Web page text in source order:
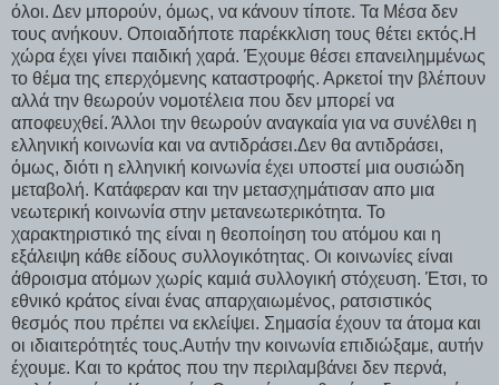
όλοι. Δεν μπορούν, όμως, να κάνουν τίποτε. Τα Μέσα δεν
τους ανήκουν. Οποιαδήποτε παρέκκλιση τους θέτει εκτός.Η
χώρα έχει γίνει παιδική χαρά. Έχουμε θέσει επανειλημμένως
το θέμα της επερχόμενης καταστροφής. Αρκετοί την βλέπουν
αλλά την θεωρούν νομοτέλεια που δεν μπορεί να
αποφευχθεί. Άλλοι την θεωρούν αναγκαία για να συνέλθει η
ελληνική κοινωνία και να αντιδράσει.Δεν θα αντιδράσει,
όμως, διότι η ελληνική κοινωνία έχει υποστεί μια ουσιώδη
μεταβολή. Κατάφεραν και την μετασχημάτισαν απο μια
νεωτερική κοινωνία στην μετανεωτερικότητα. Το
χαρακτηριστικό της είναι η θεοποίηση του ατόμου και η
εξάλειψη κάθε είδους συλλογικότητας. Οι κοινωνίες είναι
άθροισμα ατόμων χωρίς καμιά συλλογική στόχευση. Έτσι, το
εθνικό κράτος είναι ένας απαρχαιωμένος, ρατσιστικός
θεσμός που πρέπει να εκλείψει. Σημασία έχουν τα άτομα και
οι ιδιαιτερότητές τους.Αυτήν την κοινωνία επιδιώξαμε, αυτήν
έχουμε. Και το κράτος που την περιλαμβάνει δεν περνά,